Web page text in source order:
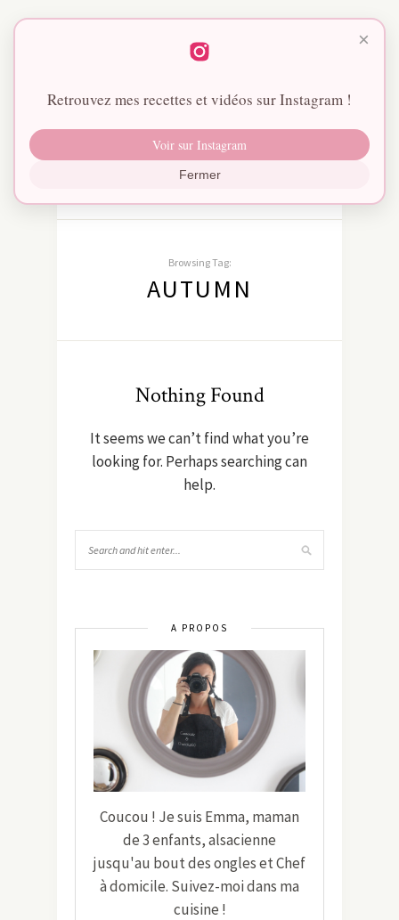
Browsing Tag:
AUTUMN
Nothing Found
It seems we can’t find what you’re
looking for. Perhaps searching can
help.
A PROPOS
Coucou ! Je suis Emma, maman
de 3 enfants, alsacienne
jusqu'au bout des ongles et Chef
à domicile. Suivez-moi dans ma
cuisine !
×
Retrouvez mes recettes et vidéos sur Instagram !
Voir sur Instagram
Fermer